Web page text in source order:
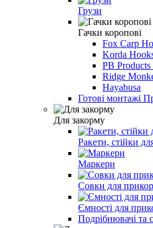
Грузи
Гачки коропові
Fox Carp
Korda
PB Products
Ridge
Hayabusa
Готові монтажі
Для закорму
Ракети, стійки
Маркери
Совки для
Ємності для
Подрібнювачі та